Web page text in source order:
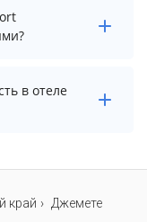
уточните
менеджера,
запрещено.
в отеле
Также на
край
Джемете